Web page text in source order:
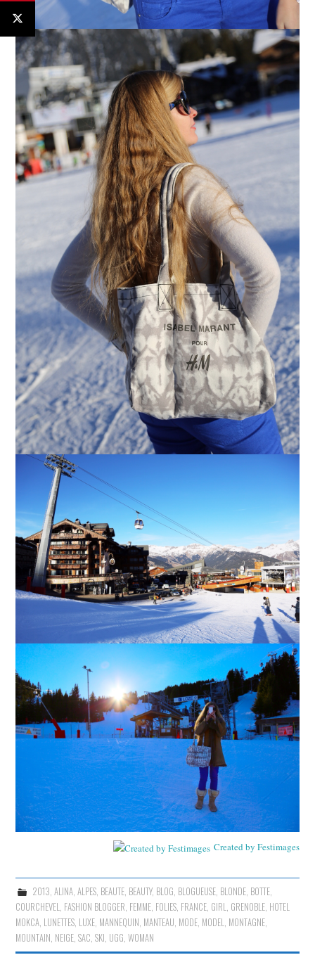
Created by Festimages
2013, ALINA, ALPES, BEAUTE, BEAUTY, BLOG, BLOGUEUSE, BLONDE, BOTTE,
COURCHEVEL, FASHION BLOGGER, FEMME, FOLIES, FRANCE, GIRL, GRENOBLE, HOTEL
MOKCA, LUNETTES, LUXE, MANNEQUIN, MANTEAU, MODE, MODEL, MONTAGNE,
MOUNTAIN, NEIGE,SAC,SKI, UGG,WOMAN